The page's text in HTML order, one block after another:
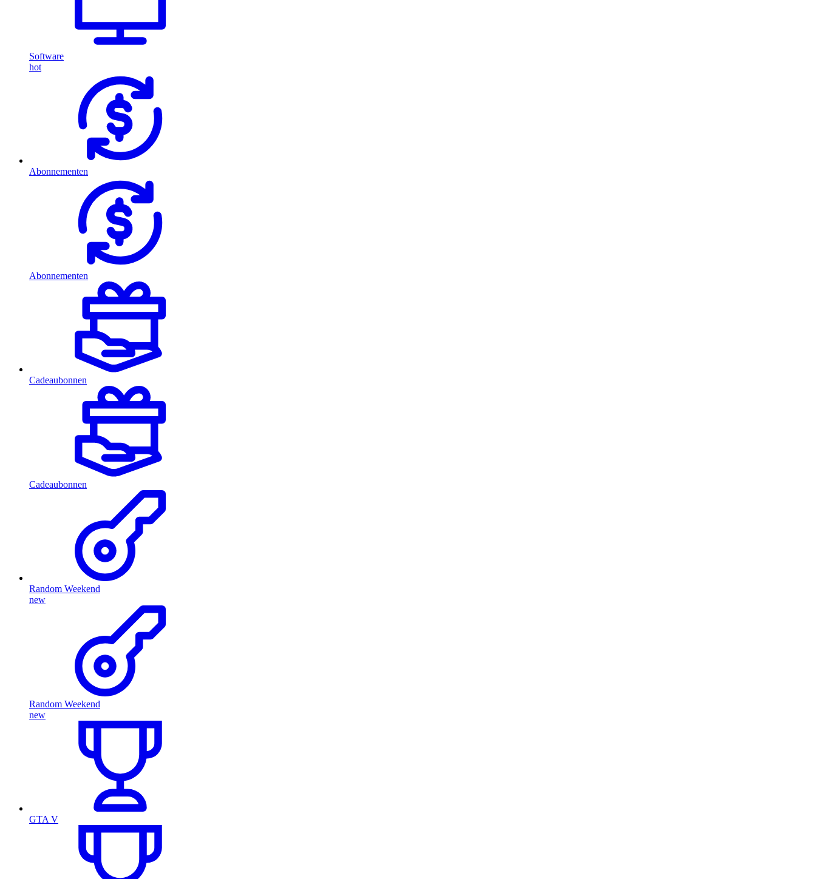
Software
hot
Abonnementen
Abonnementen
Cadeaubonnen
Cadeaubonnen
Random Weekend
new
Random Weekend
new
GTA V